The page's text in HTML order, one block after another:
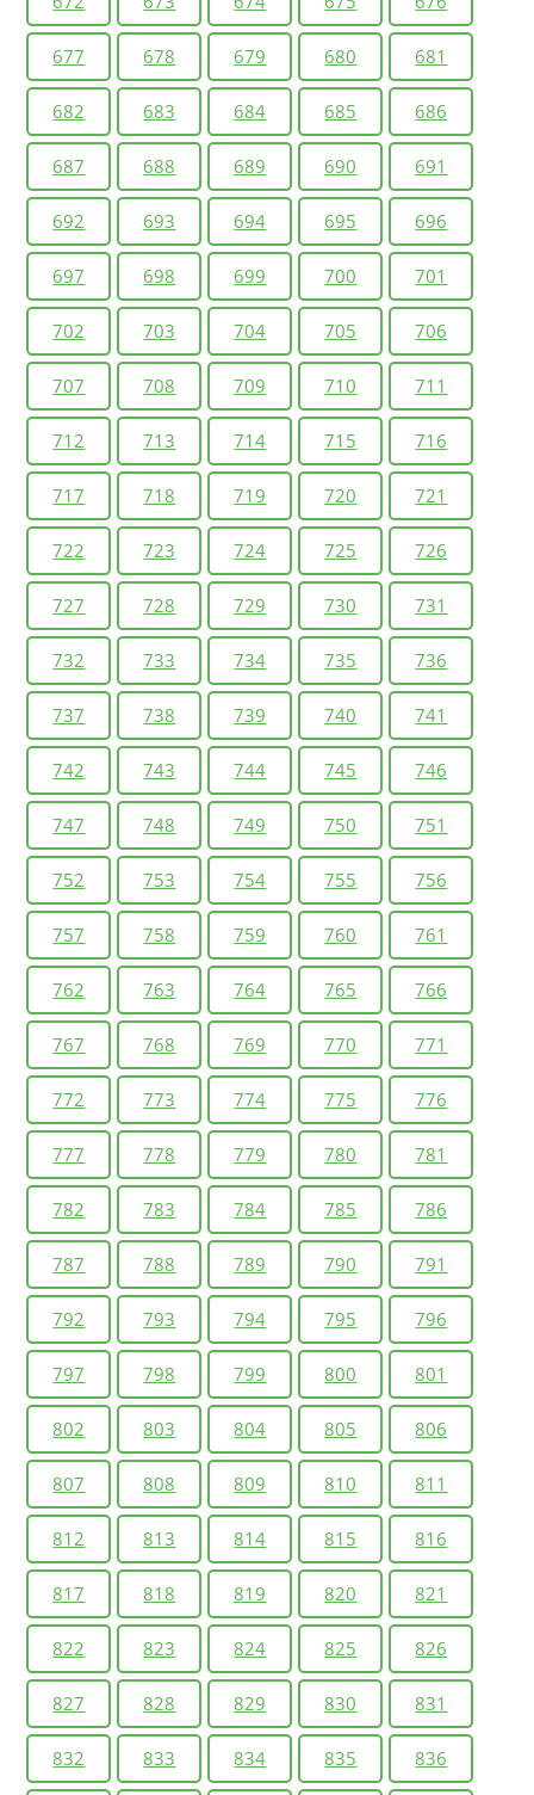
677 678 679 680 681
682 683 684 685 686
687 688 689 690 691
692 693 694 695 696
697 698 699 700 701
702 703 704 705 706
707 708 709 710 711
712 713 714 715 716
717 718 719 720 721
722 723 724 725 726
727 728 729 730 731
732 733 734 735 736
737 738 739 740 741
742 743 744 745 746
747 748 749 750 751
752 753 754 755 756
757 758 759 760 761
762 763 764 765 766
767 768 769 770 771
772 773 774 775 776
777 778 779 780 781
782 783 784 785 786
787 788 789 790 791
792 793 794 795 796
797 798 799 800 801
802 803 804 805 806
807 808 809 810 811
812 813 814 815 816
817 818 819 820 821
822 823 824 825 826
827 828 829 830 831
832 833 834 835 836